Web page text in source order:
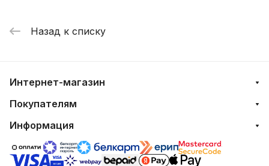
Назад к списку
Интернет-магазин
Покупателям
Информация